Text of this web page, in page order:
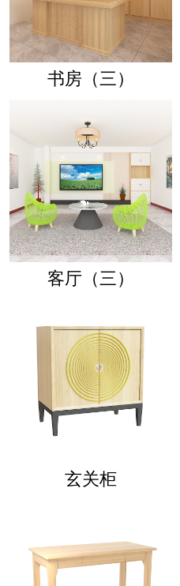
书房（三）
客厅（三）
玄关柜